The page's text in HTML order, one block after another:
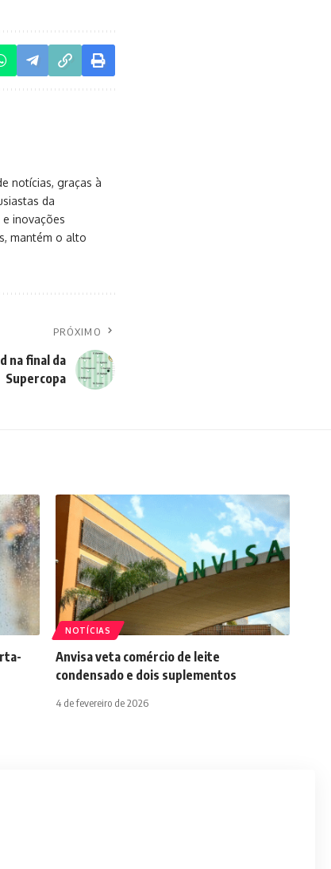
notícias, graças à
da
inovações
mantém o alto
PRÓXIMO
na final da
Supercopa
NOTÍCIAS
Anvisa veta comércio de leite
condensado e dois suplementos
4 de fevereiro de 2026